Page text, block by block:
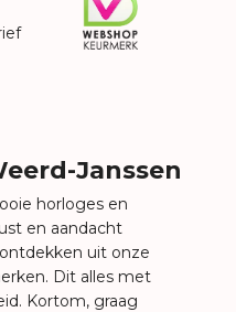
Janssen
horloges en
en aandacht
uit onze
Dit alles met
Kortom, graag